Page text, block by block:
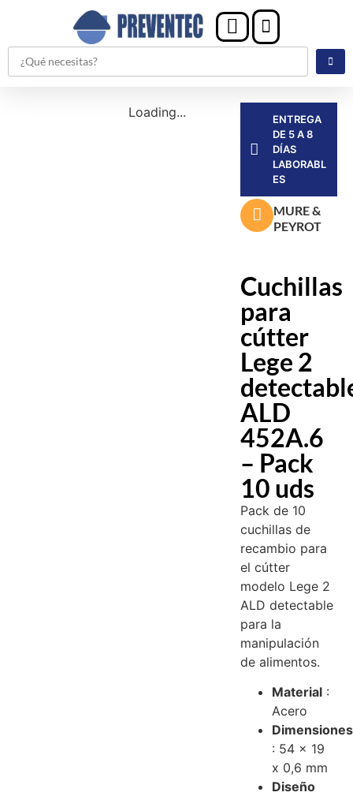
Loading...
ENTREGA
DE 5 A 8
DÍAS
LABORABL
ES
MURE &
PEYROT
Cuchillas
para
cútter
Lege 2
ALD
452A.6
– Pack
10 uds
Pack de 10
cuchillas de
recambio para
el cútter
modelo Lege 2
ALD detectable
para la
manipulación
de alimentos.
Material :
Acero
Dimensiones
: 54 x 19
x 0,6 mm
Diseño